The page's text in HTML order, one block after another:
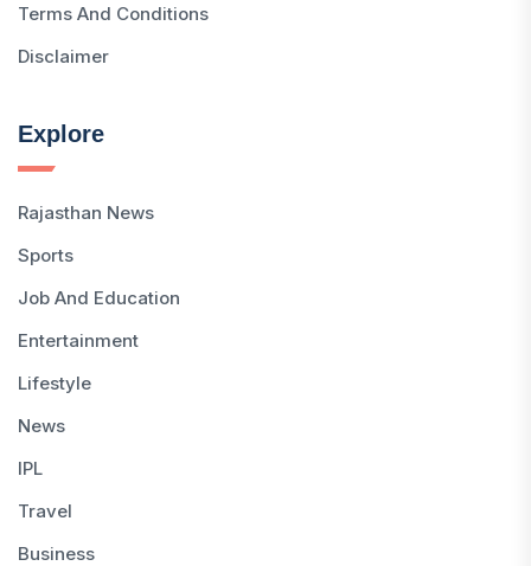
Terms And Conditions
Disclaimer
Explore
Rajasthan News
Sports
Job And Education
Entertainment
Lifestyle
News
IPL
Travel
Business